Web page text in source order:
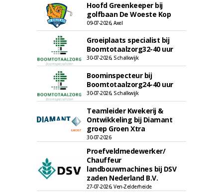
Hoofd Greenkeeper bij
golfbaan De Woeste Kop
09-07-2026, Axel
Groeiplaats specialist bij
Boomtotaalzorg32-40 uur
30-07-2026, Schalkwijk
Boominspecteur bij
Boomtotaalzorg24-40 uur
30-07-2026, Schalkwijk
Teamleider Kwekerij &
Ontwikkeling bij Diamant
groep Groen Xtra
30-07-2026
Proefveldmedewerker/
Chauffeur
landbouwmachines bij DSV
zaden Nederland B.V.
27-07-2026, Ven-Zelderheide